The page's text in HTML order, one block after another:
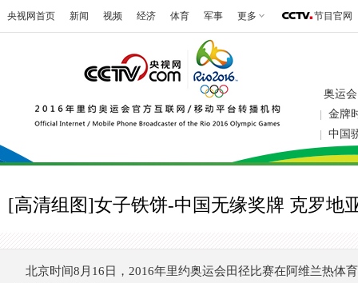
央视网首页 新闻 视频 经济 体育 军事 更多 节目官网
奥运会
金牌
中国
[高清组图]女子铁饼-中国无缘奖牌 克罗地
北京时间8月16日，2016年里约奥运会田径比赛在阿维兰热体